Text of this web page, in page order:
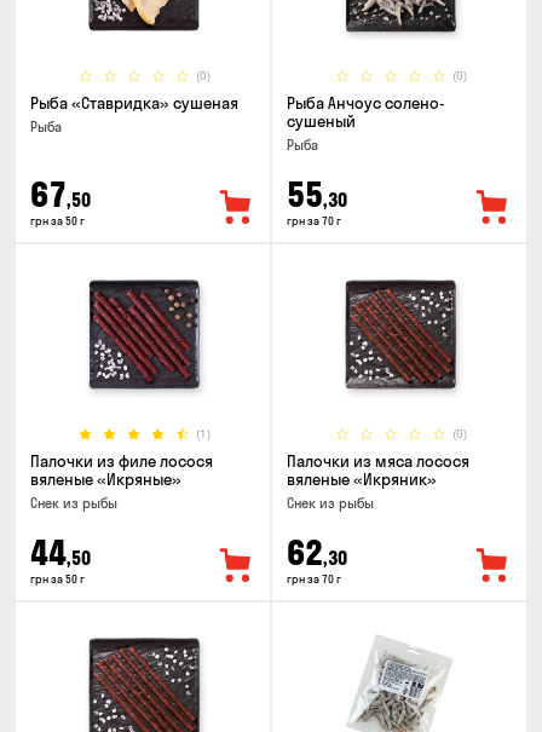
(0)
Рыба «Ставридка» сушеная
Рыба
67,50
грн за 50 г
(0)
Рыба Анчоус солено-
сушеный
Рыба
55,30
грн за 70 г
(1)
Палочки из филе лосося
вяленые «Икряные»
Снек из рыбы
44,50
грн за 50 г
(0)
Палочки из мяса лосося
вяленые «Икряник»
Снек из рыбы
62,30
грн за 70 г